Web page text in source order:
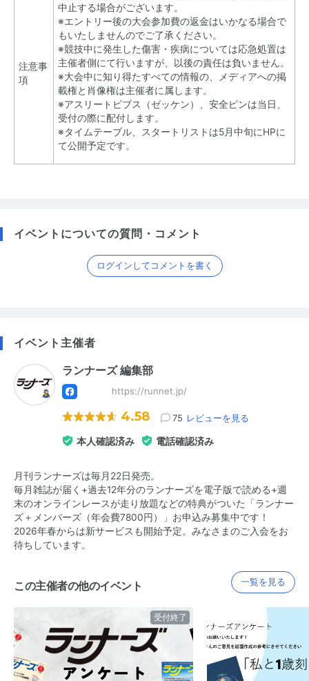
注意事
項
中止する場合がございます。
※エントリー後の大会参加費の返金はいかなる場合で
もいたしませんのでご了承ください。
※競技中に発生した傷害・疾病については応急処置は
主催者側にて行いますが、以後の責任は負いません。
※大会中に知り得たすべての情報の、メディアへの掲
載権と肖像権は主催者に属します。
※アスリートビブス（ゼッケン）、安全ピンは当日、
受付の際に配付します。
※タイムテーブル、スタートリストは5月中旬にHPに
て公開予定です。
イベントについての質問・コメント
ログインしてコメントを書く
イベント主催者
ランナーズ 編集部
https://runnet.jp/
4.58 75 レビューを見る
本人確認済み 電話確認済み
月刊ランナーズは毎月22日発売。
毎月雑誌が届く+過去12年分のランナーズを電子版で読める+週
末のオンラインレースが走り放題などの特典がついた「ランナー
ズ＋メンバーズ（年会費7800円）」お申込み募集中です！
2026年春からは新サービスも開始予定。みなさまのご入会をお
待ちしています。
この主催者の他のイベント 一覧を見る
受付終了